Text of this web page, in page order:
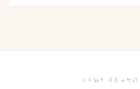
SAME BRAND